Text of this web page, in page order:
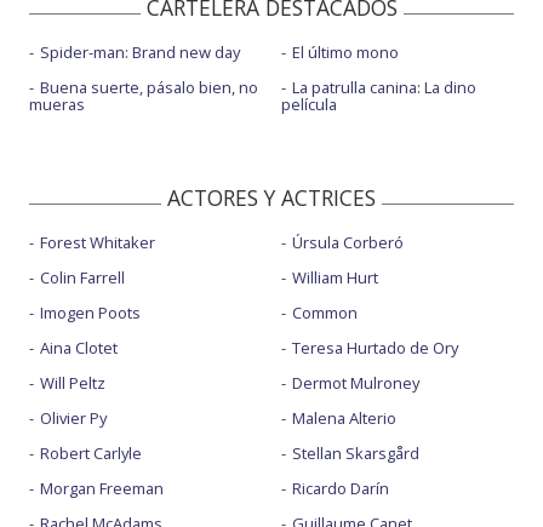
CARTELERA DESTACADOS
Spider-man: Brand new day
Buena suerte, pásalo bien, no
mueras
El último mono
La patrulla canina: La dino
película
ACTORES Y ACTRICES
Forest Whitaker
Colin Farrell
Imogen Poots
Aina Clotet
Will Peltz
Olivier Py
Robert Carlyle
Morgan Freeman
Úrsula Corberó
William Hurt
Common
Teresa Hurtado de Ory
Dermot Mulroney
Malena Alterio
Stellan Skarsgård
Ricardo Darín